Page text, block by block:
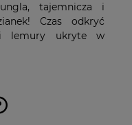
tajemnicza i
Czas odkryć
i lemury ukryte w
kosztów płatności